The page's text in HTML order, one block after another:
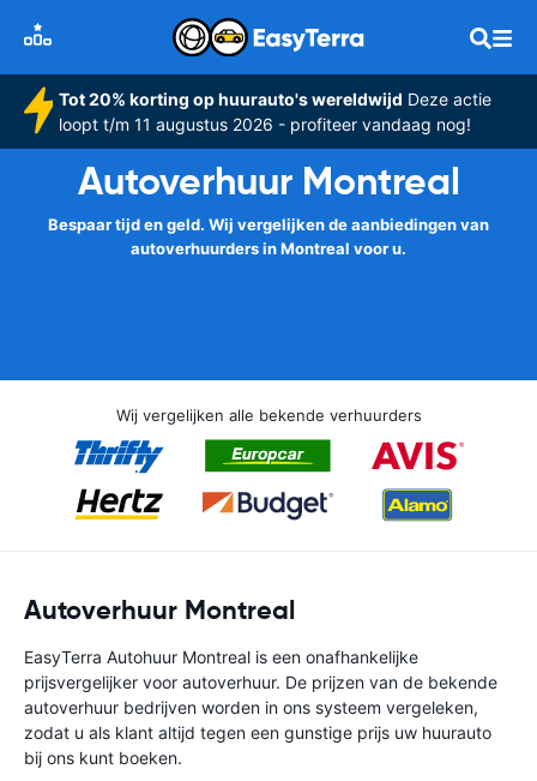
Tot 20% korting op huurauto's wereldwijd Deze actie
loopt t/m 11 augustus 2026 - profiteer vandaag nog!
Autoverhuur Montreal
Bespaar tijd en geld. Wij vergelijken de aanbiedingen van
autoverhuurders in Montreal voor u.
Wij vergelijken alle bekende verhuurders
Autoverhuur Montreal
EasyTerra Autohuur Montreal is een onafhankelijke
prijsvergelijker voor autoverhuur. De prijzen van de bekende
autoverhuur bedrijven worden in ons systeem vergeleken,
zodat u als klant altijd tegen een gunstige prijs uw huurauto
bij ons kunt boeken.